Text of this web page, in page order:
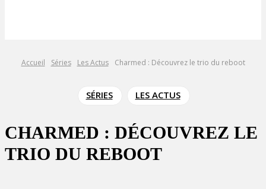
Accueil Séries Les Actus Charmed : Découvrez le trio du reboot
SÉRIES LES ACTUS
CHARMED : DÉCOUVREZ LE
TRIO DU REBOOT